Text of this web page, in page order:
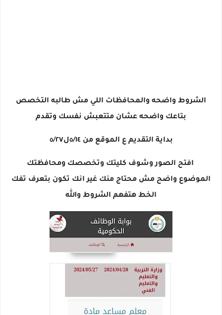
الشروط واضحه والمحافظات اللي مش طالبه التخصص
بتاعك واضحه عشان متتعبش نفسك وتقدم
بداية التقديم ع الموقع من ٥/١٤ل٥/٢٧
افتح الصور وشوف كليتك وتخصصك ومحافظتك
الموضوع واضح مش محتاج منك غير انك تكون بتعرف تفك
الخط هتفهم الشروط والله